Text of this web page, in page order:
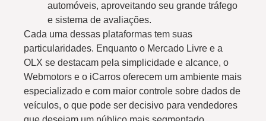
automóveis, aproveitando seu grande tráfego
e sistema de avaliações.
Cada uma dessas plataformas tem suas
particularidades. Enquanto o Mercado Livre e a
OLX se destacam pela simplicidade e alcance, o
Webmotors e o iCarros oferecem um ambiente mais
especializado e com maior controle sobre dados de
veículos, o que pode ser decisivo para vendedores